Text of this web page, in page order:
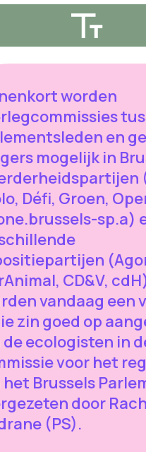
worden
en
mogelijk in
Défi, Groen,
sp.a)
CD&V,
vandaag een
zin goed op
de ecologisten in
voor het
het Brussels
door
(PS).